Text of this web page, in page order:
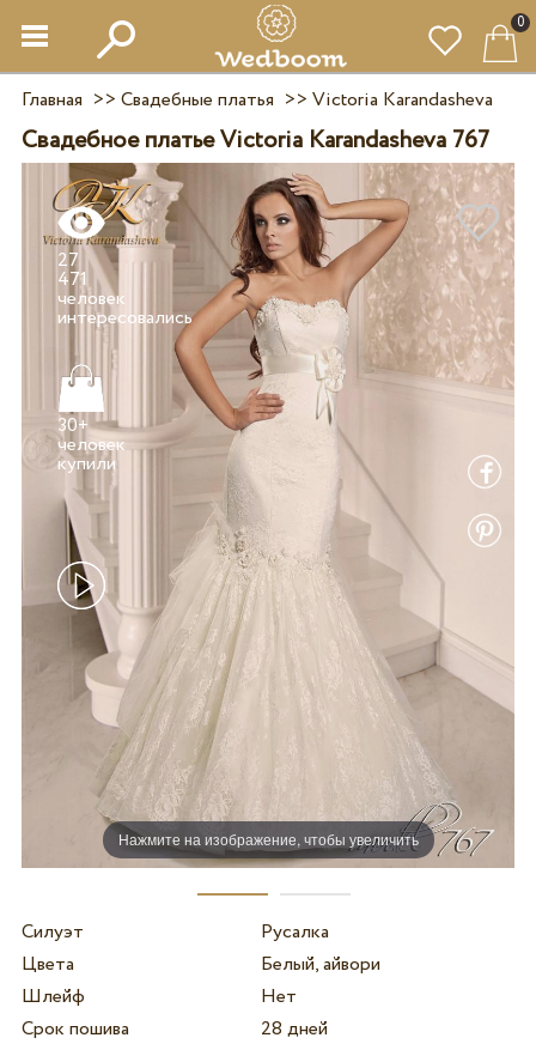
0
Главная >> Свадебные платья >> Victoria Karandasheva
Свадебное платье Victoria Karandasheva 767
Нажмите на изображение, чтобы увеличить
27
471
человек
интересовались
30+
человек
Силуэт
Русалка
Цвета
Белый, айвори
Шлейф
Нет
Срок пошива
28 дней